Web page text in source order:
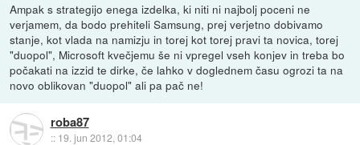
Ampak s strategijo enega izdelka, ki niti ni najbolj poceni ne
verjamem, da bodo prehiteli Samsung, prej verjetno dobivamo
stanje, kot vlada na namizju in torej kot torej pravi ta novica, torej
"duopol", Microsoft kvečjemu še ni vpregel vseh konjev in treba bo
počakati na izzid te dirke, če lahko v doglednem času ogrozi ta na
novo oblikovan "duopol" ali pa pač ne!
roba87
:: 19. jun 2012, 01:04